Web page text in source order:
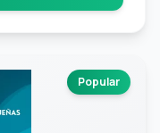
Popular